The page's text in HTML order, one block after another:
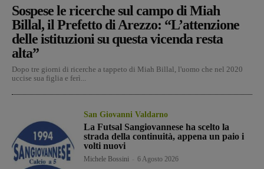
Sospese le ricerche sul campo di Miah
Billal, il Prefetto di Arezzo: “L’attenzione
delle istituzioni su questa vicenda resta
alta”
Dopo tre giorni di ricerche a tappeto di Miah Billal, l'uomo che nel 2020
uccise sua figlia e ferì...
San Giovanni Valdarno
La Futsal Sangiovannese ha scelto la
strada della continuità, appena un paio i
volti nuovi
Michele Bossini 6 Agosto 2026